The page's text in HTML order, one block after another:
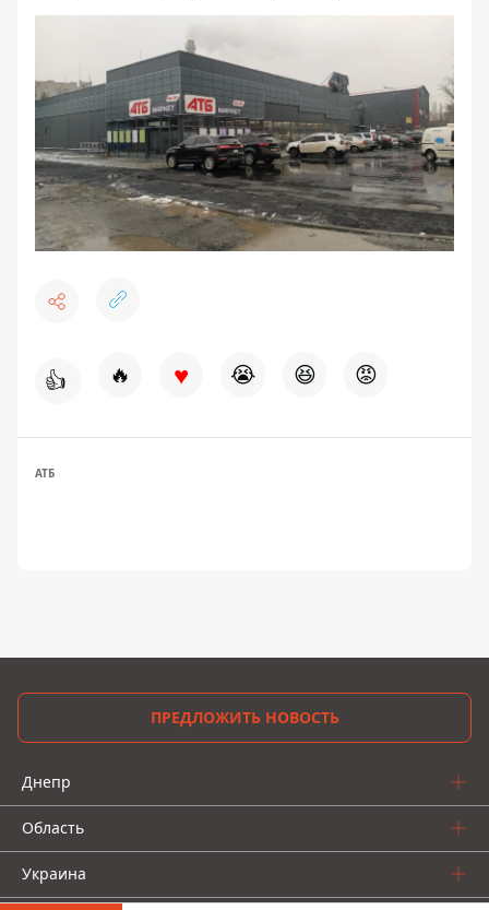
👍 🔥 ♥ 😭 😆 😡
АТБ
ПРЕДЛОЖИТЬ НОВОСТЬ
Днепр
Область
Украина